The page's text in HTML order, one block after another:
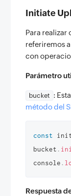
Initiate
Para
referiremos
con
Parámetro
bucket :
método del
const
bucket .
console .
Respuesta